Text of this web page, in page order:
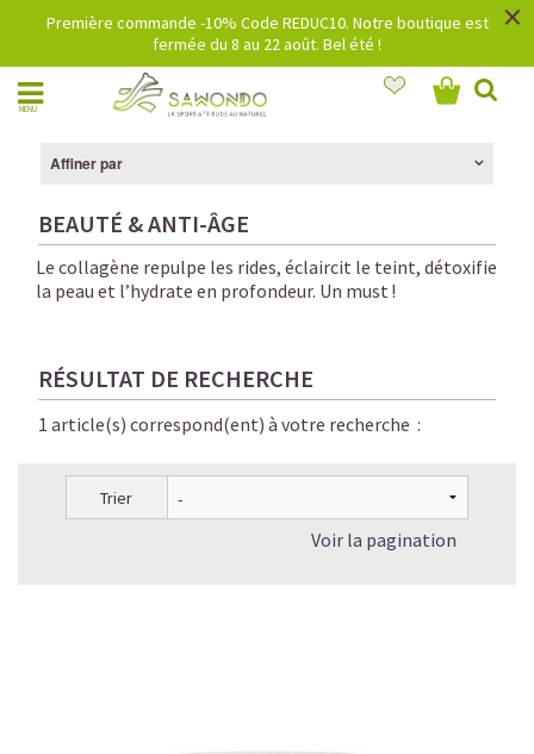
Première commande -10% Code REDUC10. Notre boutique est
fermée du 8 au 22 août. Bel été !
×
MENU
Affiner par
BEAUTÉ & ANTI-ÂGE
Le collagène repulpe les rides, éclaircit le teint, détoxifie
la peau et l’hydrate en profondeur. Un must !
RÉSULTAT DE RECHERCHE
1 article(s) correspond(ent) à votre recherche :
Trier
Voir la pagination